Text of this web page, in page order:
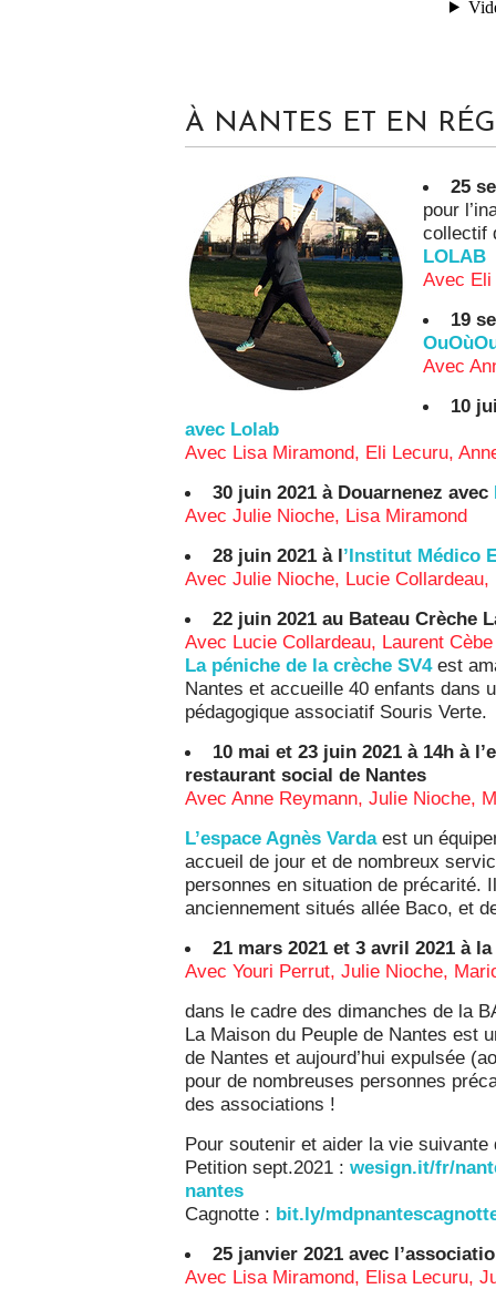
À NANTES ET EN
25
pour
collectif
LOLAB
Avec Eli
19
Avec
10
avec Lolab
Avec Lisa Miramond, Eli Lecuru,
30 juin 2021 à Douarnenez avec
Avec Julie Nioche, Lisa Miramond
28 juin 2021 à l’Institut Médico
Avec Julie Nioche, Lucie Collardeau,
22 juin 2021 au Bateau Crèche
Avec Lucie Collardeau, Laurent Cèbe
La péniche de la crèche SV4est
Nantes et accueille 40 enfants dans
pédagogique associatif Souris Verte.
10 mai et 23 juin 2021 à 14h à
restaurant social de Nantes
Avec Anne Reymann, Julie Nioche,
L’espace Agnès Varda est un
accueil de jour et de nombreux
personnes en situation de précarité.
anciennement situés allée Baco, et
21 mars 2021 et 3 avril 2021 à
Avec Youri Perrut, Julie Nioche,
dans le cadre des dimanches de la
La Maison du Peuple de Nantes est
de Nantes et aujourd’hui expulsée
pour de nombreuses personnes
des associations !
Pour soutenir et aider la vie
Petition sept.2021 : wesign.it/fr/
nantes
Cagnotte : bit.ly/
25 janvier 2021 avec
Avec Lisa Miramond, Elisa Lecuru,